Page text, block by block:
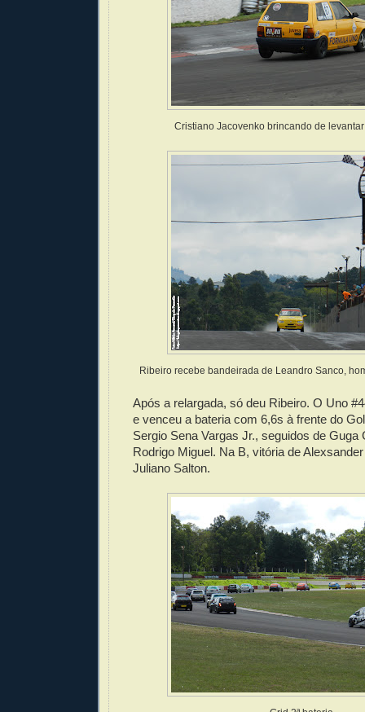
Cristiano Jacovenko brincando de
Ribeiro recebe bandeirada de Leandro Sanco,
Após a relargada, só deu Ribeiro. O Uno
e venceu a bateria com 6,6s à frente do
Sergio Sena Vargas Jr., seguidos de Guga
Rodrigo Miguel. Na B, vitória de
Juliano Salton.